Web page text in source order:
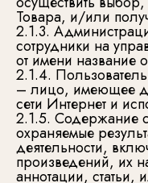
Товара, и/или
2.1.3.
сотрудники на
от имени название
2.1.4.
– лицо, имеющее
сети Интернет и
2.1.5. Содержание
охраняемые
деятельности,
произведений, их
аннотации,